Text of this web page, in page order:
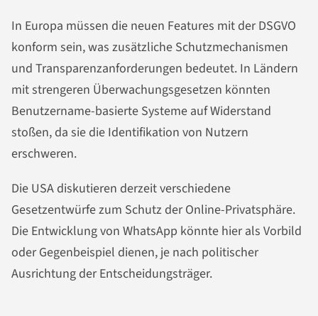
In Europa müssen die neuen Features mit der DSGVO
konform sein, was zusätzliche Schutzmechanismen
und Transparenzanforderungen bedeutet. In Ländern
mit strengeren Überwachungsgesetzen könnten
Benutzername-basierte Systeme auf Widerstand
stoßen, da sie die Identifikation von Nutzern
erschweren.
Die USA diskutieren derzeit verschiedene
Gesetzentwürfe zum Schutz der Online-Privatsphäre.
Die Entwicklung von WhatsApp könnte hier als Vorbild
oder Gegenbeispiel dienen, je nach politischer
Ausrichtung der Entscheidungsträger.